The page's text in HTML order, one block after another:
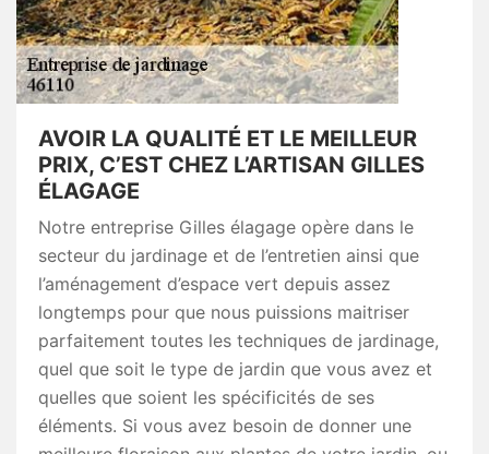
AVOIR LA QUALITÉ ET LE MEILLEUR
PRIX, C’EST CHEZ L’ARTISAN GILLES
ÉLAGAGE
Notre entreprise Gilles élagage opère dans le
secteur du jardinage et de l’entretien ainsi que
l’aménagement d’espace vert depuis assez
longtemps pour que nous puissions maitriser
parfaitement toutes les techniques de jardinage,
quel que soit le type de jardin que vous avez et
quelles que soient les spécificités de ses
éléments. Si vous avez besoin de donner une